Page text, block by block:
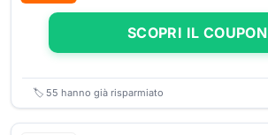
SCOPRI IL COUPON
🏷️ 55 hanno già risparmiato